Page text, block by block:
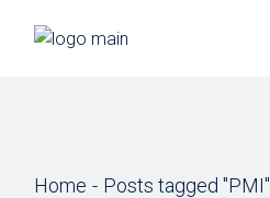
Home Posts tagged "PMI"